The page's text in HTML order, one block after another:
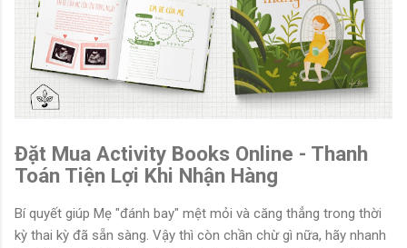
Đặt Mua Activity Books Online - Thanh
Toán Tiện Lợi Khi Nhận Hàng
Bí quyết giúp Mẹ "đánh bay" mệt mỏi và căng thẳng trong thời
kỳ thai kỳ đã sẵn sàng. Vậy thì còn chần chừ gì nữa, hãy nhanh